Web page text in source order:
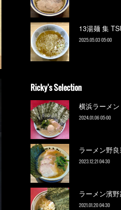
13湯麺 集
2025.05.03 05:00
Ricky's Selection
横浜ラーメン
2024.01.06 05:00
ラーメン野良
2023.12.21 04:30
ラーメン濱野
2021.01.20 04:30